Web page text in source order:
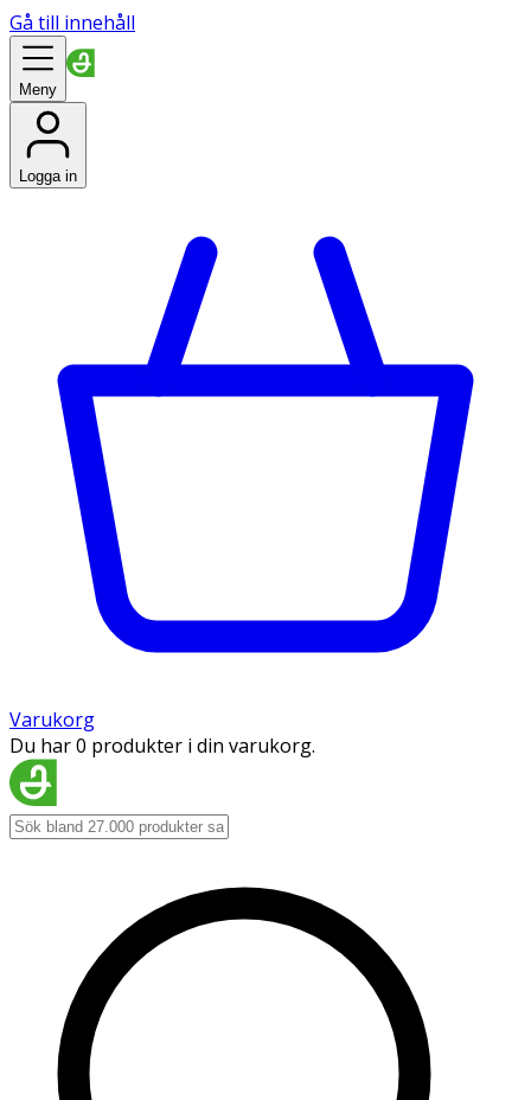
Gå till innehåll
Meny
Logga in
Varukorg
Du har 0 produkter i din varukorg.